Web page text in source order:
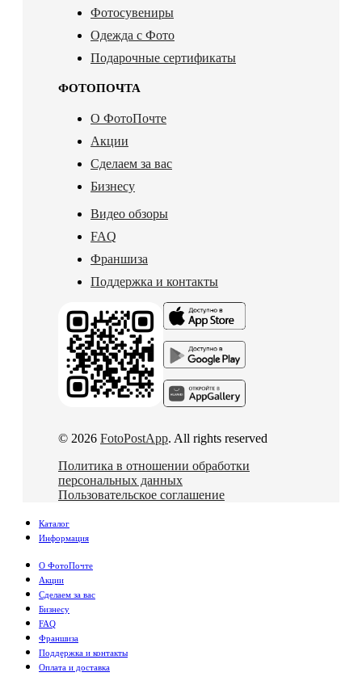
Фотосувениры
Одежда с Фото
Подарочные сертификаты
ФОТОПОЧТА
О ФотоПочте
Акции
Сделаем за вас
Бизнесу
Видео обзоры
FAQ
Франшиза
Поддержка и контакты
© 2026 FotoPostApp. All rights reserved
Политика в отношении обработки
персональных данных
Пользовательское соглашение
Каталог
Информация
О ФотоПочте
Акции
Сделаем за вас
Бизнесу
FAQ
Франшиза
Поддержка и контакты
Оплата и доставка